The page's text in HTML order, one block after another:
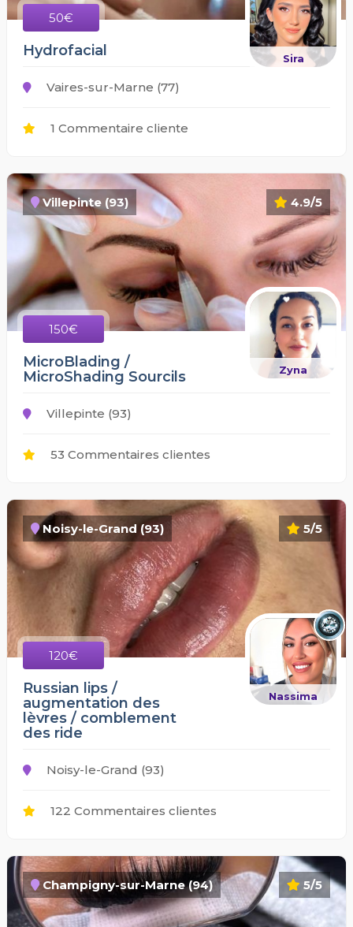
50€
Sira
Hydrofacial
Vaires-sur-Marne (77)
1 Commentaire cliente
4.9/5
Villepinte (93)
150€
Zyna
MicroBlading /
MicroShading Sourcils
Villepinte (93)
53 Commentaires clientes
5/5
Noisy-le-Grand (93)
120€
Nassima
Russian lips /
augmentation des
lèvres / comblement
des ride
Noisy-le-Grand (93)
122 Commentaires clientes
5/5
Champigny-sur-Marne (94)